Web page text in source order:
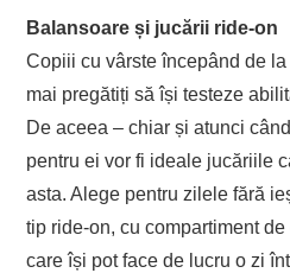
Balansoare și jucării ride-on
Copiii cu vârste începând de
mai pregătiți să își testeze
De aceea – chiar și atunci
pentru ei vor fi ideale jucăriile
asta. Alege pentru zilele fără
tip ride-on, cu compartiment
care își pot face de lucru o zi